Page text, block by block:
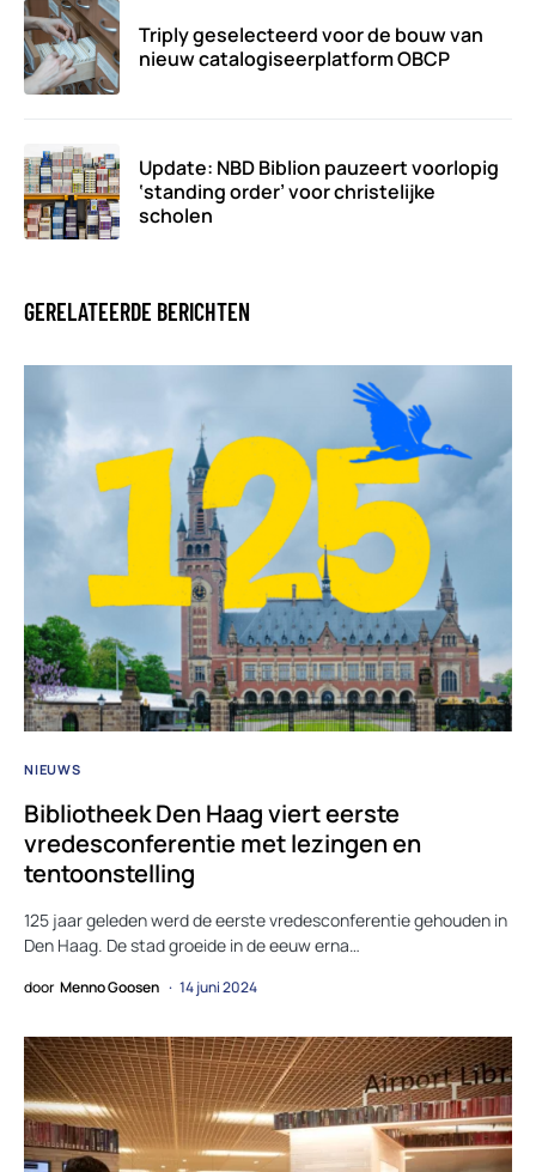
Triply geselecteerd voor de bouw van
nieuw catalogiseerplatform OBCP
Update: NBD Biblion pauzeert voorlopig
‘standing order’ voor christelijke
scholen
GERELATEERDE BERICHTEN
NIEUWS
Bibliotheek Den Haag viert eerste
vredesconferentie met lezingen en
tentoonstelling
125 jaar geleden werd de eerste vredesconferentie gehouden in
Den Haag. De stad groeide in de eeuw erna…
door Menno Goosen 14 juni 2024